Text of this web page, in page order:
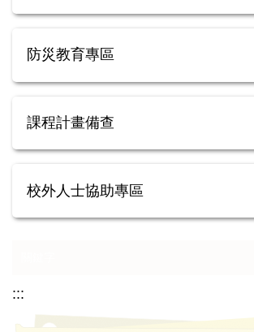
防災教育專區
課程計畫備查
校外人士協助專區
:::